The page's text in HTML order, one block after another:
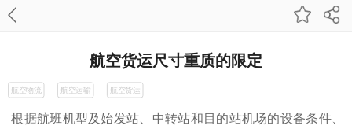
航空货运尺寸重质的限定
航空物流 航空运输 航空货运
根据航班机型及始发站、中转站和目的站机场的设备条件、